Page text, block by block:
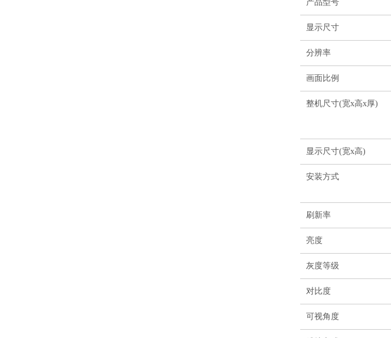
产品型号
显示尺寸
分辨率
画面比例
整机尺寸(宽x高x厚)
显示尺寸(宽x高)
安装方式
刷新率
亮度
灰度等级
对比度
可视角度